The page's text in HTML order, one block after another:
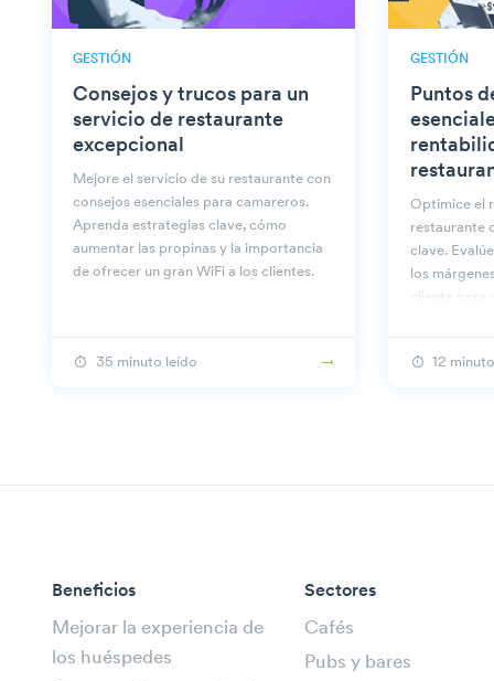
GESTIÓN
Consejos y trucos para un
servicio de restaurante
excepcional
Mejore el servicio de su restaurante con
consejos esenciales para camareros.
Aprenda estrategias clave, cómo
aumentar las propinas y la importancia
de ofrecer un gran WiFi a los clientes.
35 minuto leído
GESTIÓN
Puntos
Optimice el
restaurante
clave.
los
cliente
12
Beneficios
Mejorar la experiencia de
los huéspedes
Sectores
Cafés
Pubs y bares